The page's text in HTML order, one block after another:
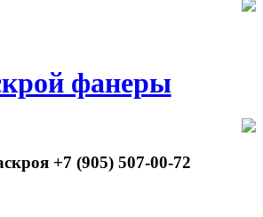
фанеры
+7 (905) 507-00-72